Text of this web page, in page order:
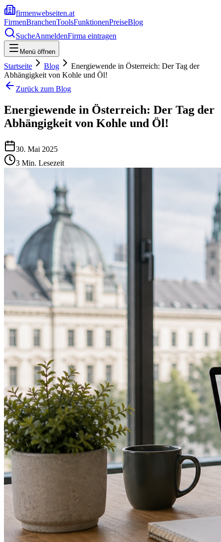
firmenwebseiten.at
FirmenBranchenToolsFunktionenPreiseBlog
SucheAnmeldenFirma eintragen
Menü öffnen
Startseite Blog
Energiewende in Österreich: Der Tag der
Abhängigkeit von Kohle und Öl!
Zurück zum Blog
Energiewende in Österreich: Der Tag der
Abhängigkeit von Kohle und Öl!
30. Mai 2025
3 Min. Lesezeit